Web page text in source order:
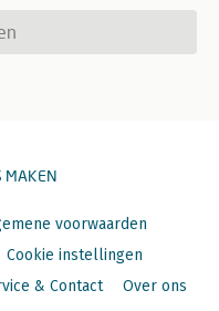
MAKEN
voorwaarden
Cookie instellingen
& Contact Over ons